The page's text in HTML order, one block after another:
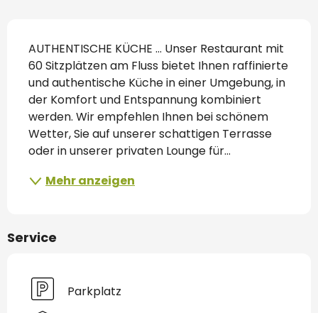
AUTHENTISCHE KÜCHE ... Unser Restaurant mit
60 Sitzplätzen am Fluss bietet Ihnen raffinierte
und authentische Küche in einer Umgebung, in
der Komfort und Entspannung kombiniert
werden. Wir empfehlen Ihnen bei schönem
Wetter, Sie auf unserer schattigen Terrasse
oder in unserer privaten Lounge für...
Mehr anzeigen
Service
Parkplatz